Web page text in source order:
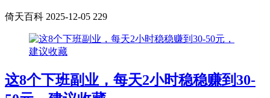
倚天百科 2025-12-05 229
这8个下班副业，每天2小时稳稳赚到30-